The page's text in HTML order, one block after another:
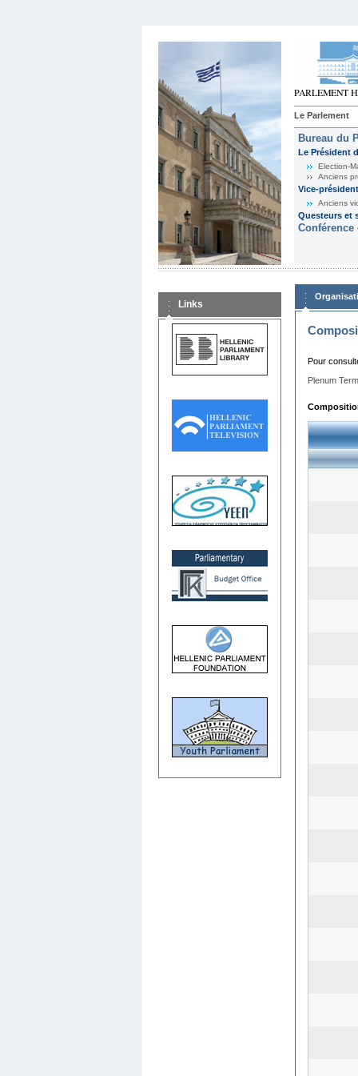
Le Parlement
Bureau du
Le Président
Election-
Anciens
Vice-
Anciens
Questeurs et
Links
Pour
Plenum